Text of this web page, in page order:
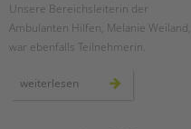
tandem als Arbeitgeberin
NEWS/BLOG
unkuerzbar
Unsere Bereichsleiterin der
Ambulanten Hilfen, Melanie Weiland,
war ebenfalls Teilnehmerin.
weiterlesen strategiekonferenz